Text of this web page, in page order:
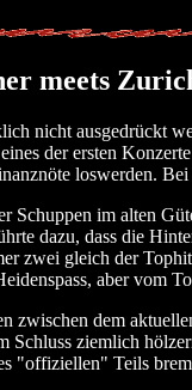
meets
nicht ausgedrückt
der ersten
loswerden.
Schuppen im alten
dazu, dass die
zwei gleich der
aber vom
zwischen dem
Schluss ziemlich
"offiziellen" Teils